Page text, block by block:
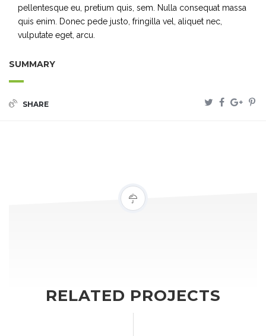
pellentesque eu, pretium quis, sem. Nulla consequat massa
quis enim. Donec pede justo, fringilla vel, aliquet nec,
vulputate eget, arcu.
SUMMARY
SHARE
RELATED PROJECTS